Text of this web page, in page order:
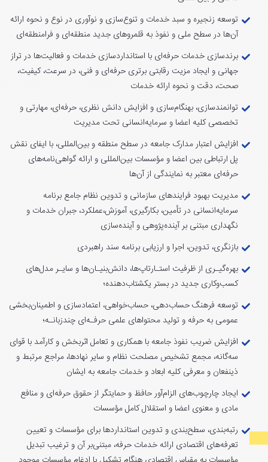
توسعه زنجیره و سبد خدمات و تنوع‌سازی و نوآوری در نوع و نحوه ارائه
آن‌ها در سطح ملی و نفوذ به قلمروهای جدید منطقه‌ای و فرامنطقه‌ای
برندسازی خدمات حرفه‌ای با استانداردسازی خدمات و فعالیت‌ها در تراز
جهانی و ایجاد مزیت رقابتی برتری حرفه‌ای و فنی، در سرعت، کیفیت،
صحت، دقت و نحوه ارائه خدمات
توانمندسازی، بهنگام‌سازی و افزایش دانش نظری، حرفه‌ای، مهارتی و
تخصصی کلیه اعضا و سرمایه‌انسانی تحت مدیریت
افزایش اعتبار مدارک جامعه در سطح منطقه و بین‌المللی، با ایفای نقش
پل ارتباطی بین اعضا و مؤسسات بین‌المللی و ارائه گواهی‌نامه‌های
حرفه‌ای معتبر به نمایندگی از آن‌ها
مدیریت بهبود فرایندهای سازمانی و تدوین نظام جامع برنامه
سرمایه‌انسانی در تأمین، بکارگیری، آموزش،عملکرد، جبران خدمات و
نگهداری مبتنی بر آینده‌پژوهی و آینده‌سازی
بازنگری، تدوین، اجرا و ارزیابی برنامه سند راهبردی
بهره‌گیـری از ظرفیت استـارتاپ‌ها، دانش‌بنیـان‌ها و سایـر مدل‌های
کسب‌وکاری جدید در بستر یکشتاب‌دهنده؛
توسعه فرهنگ حساب‌دهی، حساب‌خواهی، اعتمادسازی و اطمینان‌بخشی
عمومی به حرفه و تولید محتواهای علمی حرفـه‌ای چندزبانـه؛
افزایش ضریب نفوذ جامعه با همکاری و تعامل اثربخش و کارآمد با قوای
سه‌گانه، مجمع تشخیص مصلحت نظام و سایر نهادها، مراجع مرتبط و
ذینفعان و معرفی کلیه ابعاد و خدمات جامعه به ایشان
ایجاد چارچوب‌های الزام‌آور حافظ و حمایتگر از حقوق حرفه‌ای و منافع
مادی و معنوی اعضا و استقلال کامل مؤسسات
رتبه‌بندی، سطح‌بندی و تدوین استانداردها برای مؤسسات و تعیین
تعرفه‌های اقتصادی ارائه خدمات حرفه، مبتنی‌بر آن و ترغیب تبدیل